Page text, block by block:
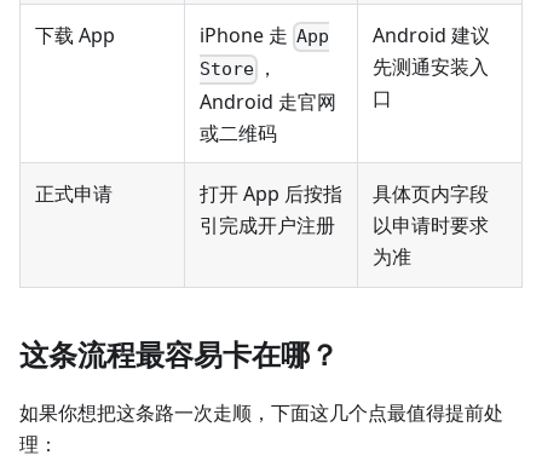
下载 App iPhone 走 App
Store ，
Android 走官网
或二维码
Android 建议
先测通安装入
口
正式申请
打开 App 后按指
引完成开户注册
具体页内字段
以申请时要求
为准
这条流程最容易卡在哪？
如果你想把这条路一次走顺，下面这几个点最值得提前处
理：